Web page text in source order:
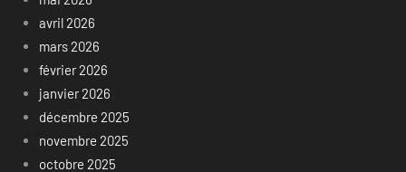
avril 2026
mars 2026
février 2026
janvier 2026
décembre 2025
novembre 2025
octobre 2025